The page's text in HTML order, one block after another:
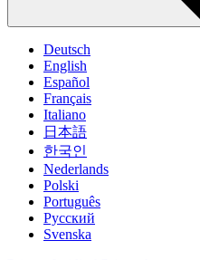
Deutsch
English
Español
Français
Italiano
日本語
한국인
Nederlands
Polski
Português
Pусский
Svenska